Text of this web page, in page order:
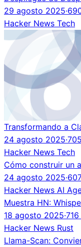
29 agosto 2025·
Hacker News Tech
Transformando a
24 agosto 2025·
Hacker News Tech
Cómo construir un
24 agosto 2025·
Hacker News AI
Muestra HN:
18 agosto 2025·
Hacker News Rust
Llama-Scan: